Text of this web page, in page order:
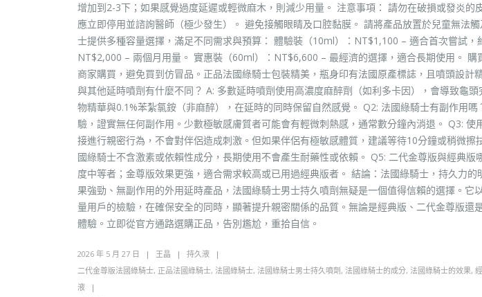
增加到2-3下；如果感覺過度延遲或輕微麻木，則減少用量。 注意事項： 請勿在破損或發炎的
應立即停用並諮詢醫師（極少發生）。 避免接觸眼睛及口腔黏膜。 請將產品放置於兒童無法
士提供多種容量選擇，滿足不同需求與預算： 體驗裝（10ml）：NT$1,100 – 適合首次嘗試
NT$2,000 – 兩個月用量。 實惠裝（60ml）：NT$6,600 – 最經濟的選擇，適合長期使用。 購
商家購買，避免買到仿冒品。正品法國綠騎士包裝精美，瓶身印有法國原產標誌，且噴頭設計
與其他延時噴劑有什麼不同？ A: 多數延時噴劑使用高濃度麻醉劑（如利多卡因），會導致龜
物精華與0.1%苯紮氯銨（非麻醉），在延時的同時保留自然感覺。 Q2: 法國綠騎士有副作用
驗，證實無任何副作用。少數極敏感膚質者可能會有輕微刺熱感，通常數分鐘內消退。 Q3: 使
接進行親密行為，不會對伴侶造成刺激。但如果伴侶有極敏感體質，建議等待10分鐘或稍微擦
國綠騎士不含激素或依賴性成分，長期使用不會產生耐藥性或依賴。 Q5: 二代金尊版與經典版
度中等者；金尊版效果更強，適合需求較高或已用過經典版者。 結論：法國綠騎士，持久力
果強勁、無副作用的外用延時產品，法國綠騎士男士持久噴劑無疑是一個值得信賴的選擇。它
量用戶的檢驗，在確保安全的同時，顯著提升親密關係的品質。無論是經典版、二代金尊版還
體驗。立即從官方通路選購正品，告別尷尬，重拾自信。
2026 年 5 月 27 日 王晶
持久液
二代金尊版法國綠騎士, 正品法國綠騎士, 法國綠騎士, 法國綠騎士男士持久噴劑 , 法國綠騎士的成分, 法國綠騎士的效果,
液